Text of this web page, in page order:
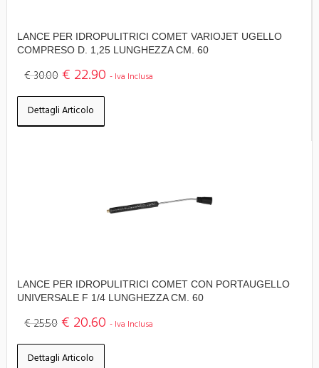
LANCE PER IDROPULITRICI COMET VARIOJET UGELLO
COMPRESO D. 1,25 LUNGHEZZA CM. 60
€ 30.00 € 22.90 - Iva Inclusa
Dettagli Articolo
LANCE PER IDROPULITRICI COMET CON PORTAUGELLO
UNIVERSALE F 1/4 LUNGHEZZA CM. 60
€ 25.50 € 20.60 - Iva Inclusa
Dettagli Articolo